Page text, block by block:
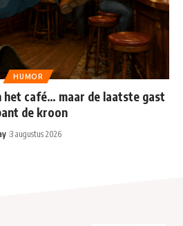
HUMOR
café… maar de laatste gast
de kroon
3 augustus 2026